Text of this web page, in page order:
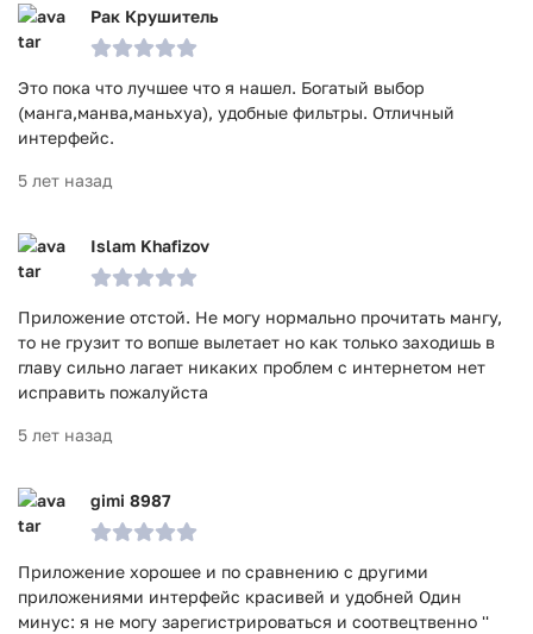
Рак Крушитель
Это пока что лучшее что я нашел. Богатый выбор
(манга,манва,маньхуа), удобные фильтры. Отличный
интерфейс.
5 лет назад
Islam Khafizov
Приложение отстой. Не могу нормально прочитать мангу,
то не грузит то вопше вылетает но как только заходишь в
главу сильно лагает никаких проблем с интернетом нет
исправить пожалуйста
5 лет назад
gimi 8987
Приложение хорошее и по сравнению с другими
приложениями интерфейс красивей и удобней Один
минус: я не могу зарегистрироваться и соотвецтвенно ''